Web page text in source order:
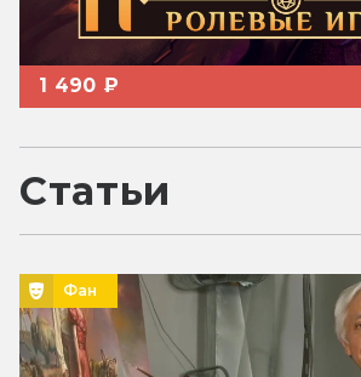
1 490 ₽
Статьи
Фан